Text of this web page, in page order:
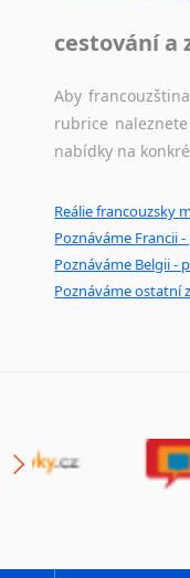
Lingala
Lotyšština
cestování a
Aby
rubrice
nabídky na
Reálie francouzsky
Poznáváme Francii
Poznáváme Belgii -
Poznáváme ostatní